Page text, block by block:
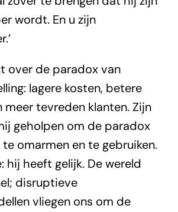
wordt. En u zijn
over de paradox van
lagere kosten, betere
meer tevreden klanten. Zijn
geholpen om de paradox
omarmen en te gebruiken.
hij heeft gelijk. De wereld
disruptieve
vliegen ons om de